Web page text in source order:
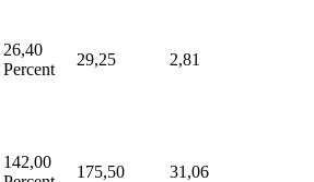
26,40
Percent
29,25 2,81
142,00
175,50 31,06